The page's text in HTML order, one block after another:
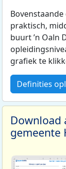
praktisch,
buurt ’n Oaln
grafiek te
Definities
Download
gemeente